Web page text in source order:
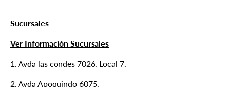
Sucursales
Ver Información Sucursales
1. Avda las condes 7026. Local 7.
2. Avda Apoquindo 6075.